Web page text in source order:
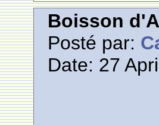
Boisson
Posté par:
Date: 27